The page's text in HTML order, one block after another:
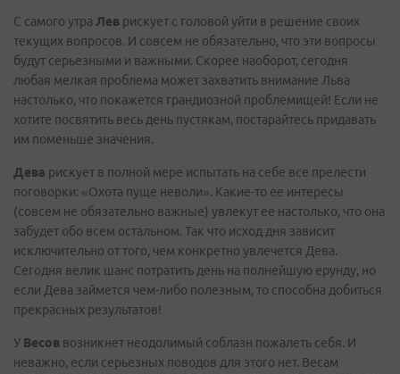
С самого утра Лев рискует с головой уйти в решение своих
текущих вопросов. И совсем не обязательно, что эти вопросы
будут серьезными и важными. Скорее наоборот, сегодня
любая мелкая проблема может захватить внимание Льва
настолько, что покажется грандиозной проблемищей! Если не
хотите посвятить весь день пустякам, постарайтесь придавать
им поменьше значения.
Дева рискует в полной мере испытать на себе все прелести
поговорки: «Охота пуще неволи». Какие-то ее интересы
(совсем не обязательно важные) увлекут ее настолько, что она
забудет обо всем остальном. Так что исход дня зависит
исключительно от того, чем конкретно увлечется Дева.
Сегодня велик шанс потратить день на полнейшую ерунду, но
если Дева займется чем-либо полезным, то способна добиться
прекрасных результатов!
У Весов возникнет неодолимый соблазн пожалеть себя. И
неважно, если серьезных поводов для этого нет. Весам